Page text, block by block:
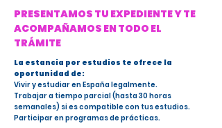
PRESENTAMOS TU EXPEDIENTE Y TE
ACOMPAÑAMOS EN TODO EL
TRÁMITE
La estancia por estudios te ofrece la
oportunidad de:
Vivir y estudiar en España legalmente.
Trabajar a tiempo parcial (hasta 30 horas
semanales) si es compatible con tus estudios.
Participar en programas de prácticas.